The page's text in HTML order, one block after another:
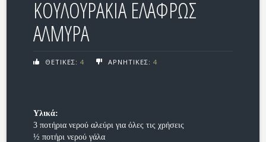
ΚΟΥΛΟΥΡΑΚΙΑ ΕΛΑΦΡΩΣ
ΑΛΜΥΡΑ
ΘΕΤΙΚΕΣ: 4 ΑΡΝΗΤΙΚΕΣ: 4
Υλικά:
3 ποτήρια νερού αλεύρι για όλες τις χρήσεις
½ ποτήρι νερού γάλα